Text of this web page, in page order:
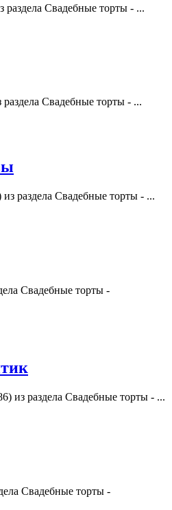
Свадебные торты - ...
Свадебные торты - ...
раздела Свадебные торты - ...
Свадебные торты -
из раздела Свадебные торты - ...
Свадебные торты -